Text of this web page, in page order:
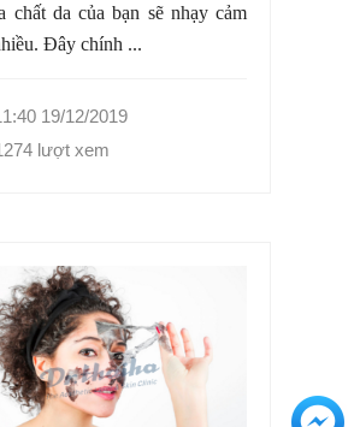
chất da của bạn sẽ nhạy cảm
Đây chính ...
19/12/2019
lượt xem
+3